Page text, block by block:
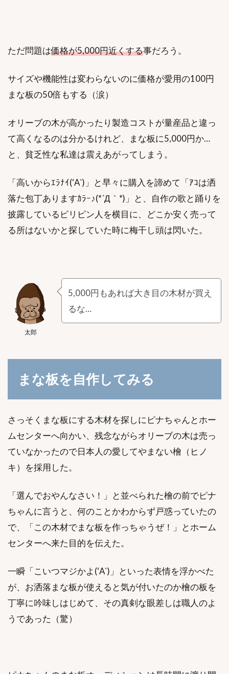
ただ問題は価格が5,000円近くする事だろう。
サイズや機能性は変わらないのに価格が愛用の100円
まな板の50倍もする（涙）
オリーブの木が高かったり製造コストが量産品と違っ
て高くなるのは分かるけれど、まな板に5,000円か…
と、貧乏性な私達は震えあがってしまう。
「高いからｴﾗﾅｲ(‘A`)」と早々に購入を諦めて「ｱｺは洒
落た包丁ありますｶﾗｰ♪(*´Д｀*)」と、自作の歌と踊りを
披露しているピリピン人を横目に、どこか安く売って
る所はないかと探していた時に梅干し頭は閃いた。
太郎
5,000円もあれば大き目の木材が買え
るな…
まな板を自作してみる
さっそくまな板にする木材を探しにピナちゃんとホー
ムセンターへ向かい、残念ながらオリーブの木は売っ
ていなかったので日本人の愛してやまない檜（ヒノ
キ）を採用した。
「選んでおやんなさい！」と並べられた檜の前でピナ
ちゃんに言うと、何のことかわからず戸惑っていたの
で、「この木材でまな板を作っちゃうぜ！」とホーム
センターへ来た目的を伝えた。
一瞬「こいつマジかよ(‘A`)」といった表情を浮かべた
が、お洒落まな板が使えると気が付いたのか檜の板を
丁寧に吟味しはじめて、その真剣な眼差しは職人のよ
うであった（驚）